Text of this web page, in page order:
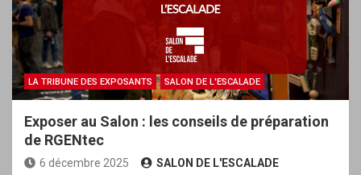
LA TRIBUNE DES EXPOSANTS SALON DE L'ESCALADE
Exposer au Salon : les conseils de préparation
de RGENtec
6 décembre 2025 SALON DE L'ESCALADE